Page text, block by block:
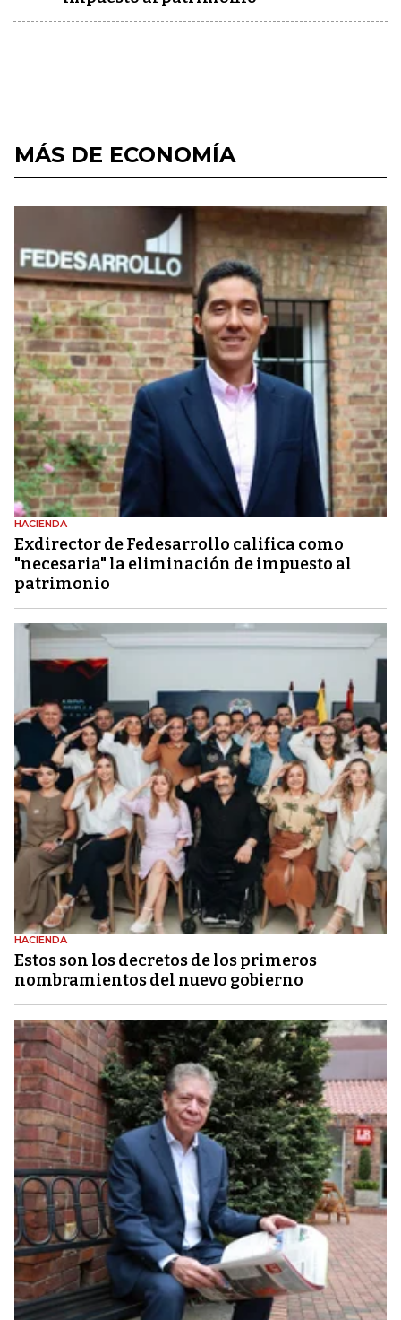
MÁS DE ECONOMÍA
HACIENDA
Exdirector de Fedesarrollo califica como
"necesaria" la eliminación de impuesto al
patrimonio
HACIENDA
Estos son los decretos de los primeros
nombramientos del nuevo gobierno